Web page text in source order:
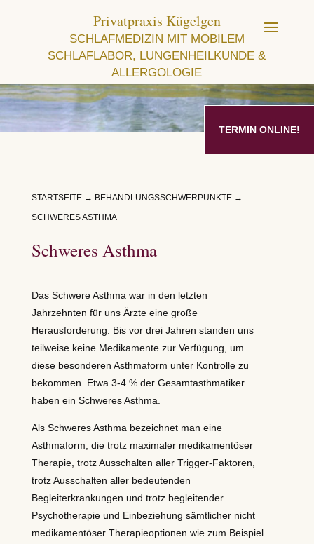
TERMIN ONLINE!
Privatpraxis Kügelgen
SCHLAFMEDIZIN MIT MOBILEM
SCHLAFLABOR, LUNGENHEILKUNDE &
ALLERGOLOGIE
STARTSEITE→ BEHANDLUNGSSCHWERPUNKTE→
SCHWERES ASTHMA
Schweres Asthma
Das Schwere Asthma war in den letzten
Jahrzehnten für uns Ärzte eine große
Herausforderung. Bis vor drei Jahren standen uns
teilweise keine Medikamente zur Verfügung, um
diese besonderen Asthmaform unter Kontrolle zu
bekommen. Etwa 3-4 % der Gesamtasthmatiker
haben ein Schweres Asthma.
Als Schweres Asthma bezeichnet man eine
Asthmaform, die trotz maximaler medikamentöser
Therapie, trotz Ausschalten aller Trigger-Faktoren,
trotz Ausschalten aller bedeutenden
Begleiterkrankungen und trotz begleitender
Psychotherapie und Einbeziehung sämtlicher nicht
medikamentöser Therapieoptionen wie zum Beispiel